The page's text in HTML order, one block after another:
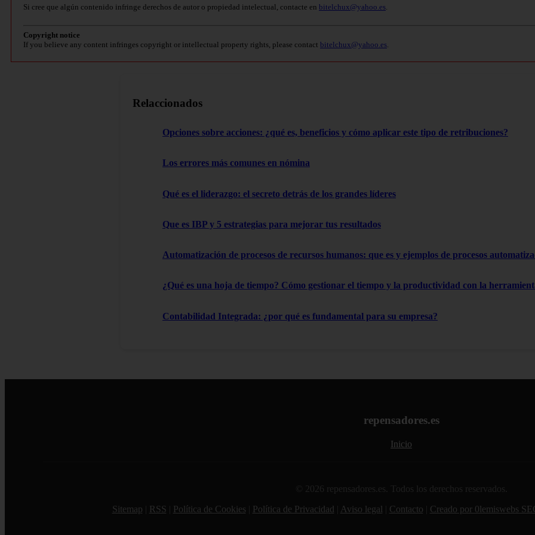
Si cree que algún contenido infringe derechos de autor o propiedad intelectual, contacte en bitelchux@yahoo.es
Copyright notice
If you believe any content infringes copyright or intellectual property rights, please contact bitelchux@yahoo.es
Relaccionados
Opciones sobre acciones: ¿qué es, beneficios y cómo aplicar este tipo de retribuciones?
Los errores más comunes en nómina
Qué es el liderazgo: el secreto detrás de los grandes líderes
Que es IBP y 5 estrategias para mejorar tus resultados
Automatización de procesos de recursos humanos: que es y ejemplos de procesos
¿Qué es una hoja de tiempo? Cómo gestionar el tiempo y la productividad con la
Contabilidad Integrada: ¿por qué es fundamental para su empresa?
repensadores.es
Inicio
© 2026 repensadores.es. Todos los derechos reservados.
Sitemap
RSS Política de Cookies Política de Privacidad Aviso legal Contacto Creado por 0lemiswebs